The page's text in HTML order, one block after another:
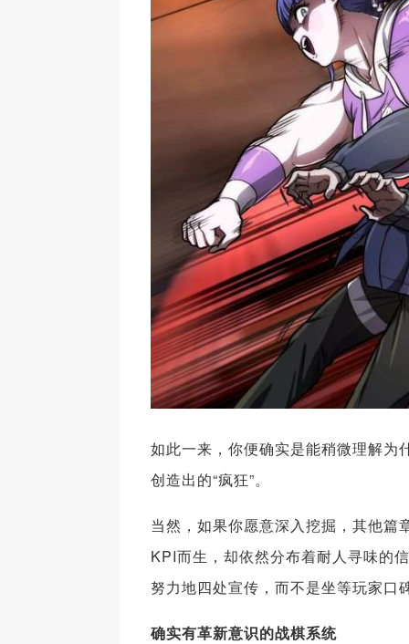
如此一来，你便确实是能稍微理解为
创造出的“疯狂”。
当然，如果你愿意深入挖掘，其他篇
KPI而生，却依然分布着耐人寻味的
努力地四处宣传，而不是坐等玩家口
确实有革新意识的战棋系统